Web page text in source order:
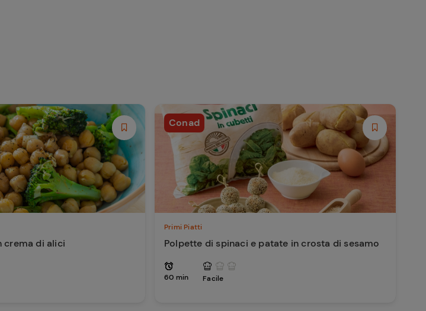
crema di alici
Conad
Primi Piatti
Polpette di spinaci e patate in crosta di sesamo
60 min Facile